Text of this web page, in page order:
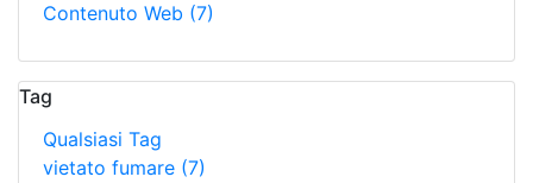
Contenuto Web (7)
Tag
Qualsiasi Tag
vietato fumare (7)